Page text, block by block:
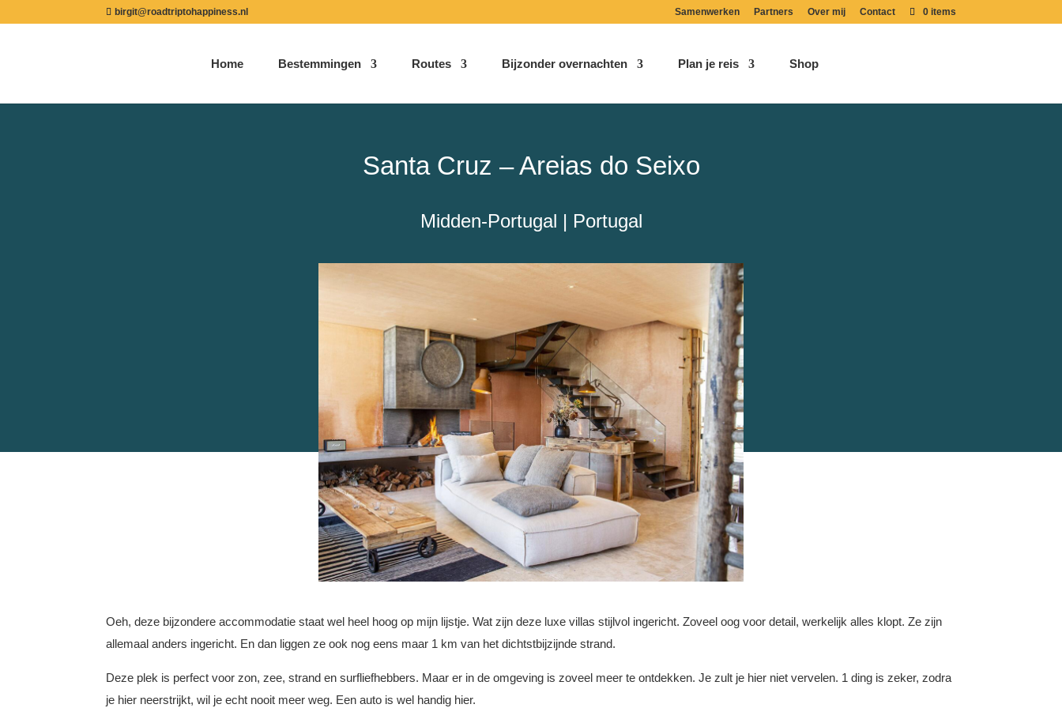
birgit@roadtriptohappiness.nl Samenwerken Partners Over mij Contact 0 items
Home Bestemmingen Routes Bijzonder overnachten Plan je reis Shop
Santa Cruz – Areias do Seixo
Midden-Portugal | Portugal
Oeh, deze bijzondere accommodatie staat wel heel hoog op mijn lijstje. Wat zijn deze luxe villas stijlvol ingericht. Zoveel oog voor detail, werkelijk alles klopt. Ze zijn
allemaal anders ingericht. En dan liggen ze ook nog eens maar 1 km van het dichtstbijzijnde strand.
Deze plek is perfect voor zon, zee, strand en surfliefhebbers. Maar er in de omgeving is zoveel meer te ontdekken. Je zult je hier niet vervelen. 1 ding is zeker, zodra
je hier neerstrijkt, wil je echt nooit meer weg. Een auto is wel handig hier.